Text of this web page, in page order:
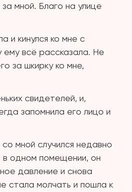
мной. Благо на улице
и кинулся ко мне с
ему всё рассказала. Не
за шкирку ко мне,
свидетелей, и,
запомнила его лицо и
мной случился недавно
в одном помещении, он
давление и снова
стала молчать и пошла к